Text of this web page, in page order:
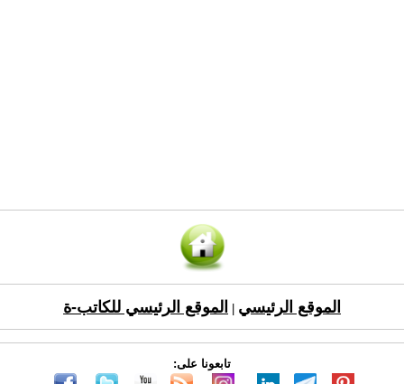
الموقع الرئيسي الموقع الرئيسي للكاتب-ة
تابعونا على: